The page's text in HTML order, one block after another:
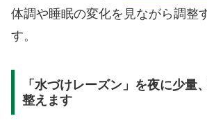
体調や睡眠の変化を見ながら調整
す。
「水づけレーズン」を夜に少量
整えます